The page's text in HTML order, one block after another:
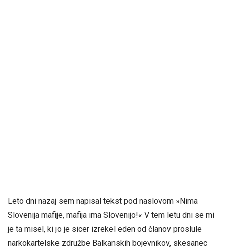
Leto dni nazaj sem napisal tekst pod naslovom »Nima
Slovenija mafije, mafija ima Slovenijo!« V tem letu dni se mi
je ta misel, ki jo je sicer izrekel eden od članov proslule
narkokartelske združbe Balkanskih bojevnikov, skesanec